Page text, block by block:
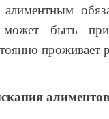
быть
проживает